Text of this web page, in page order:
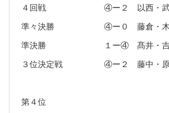
４回戦 ④ー２ 以西・武田
準々決勝 ④ー０ 藤倉・木田
準決勝 １ー④ 髙井・吉岡
３位決定戦 ④ー２ 藤中・原
第４位